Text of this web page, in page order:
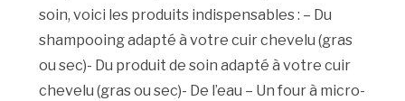
soin, voici les produits indispensables : – Du
shampooing adapté à votre cuir chevelu (gras
ou sec)- Du produit de soin adapté à votre cuir
chevelu (gras ou sec)- De l’eau – Un four à micro-